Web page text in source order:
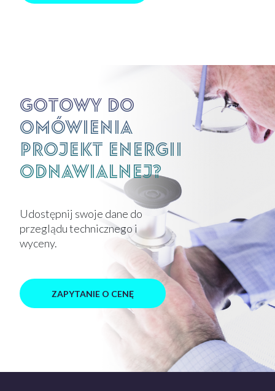
Gotowy do
omówienia
Projekt energii
odnawialnej?
Udostępnij swoje dane do
przeglądu technicznego i
wyceny.
ZAPYTANIE O CENĘ